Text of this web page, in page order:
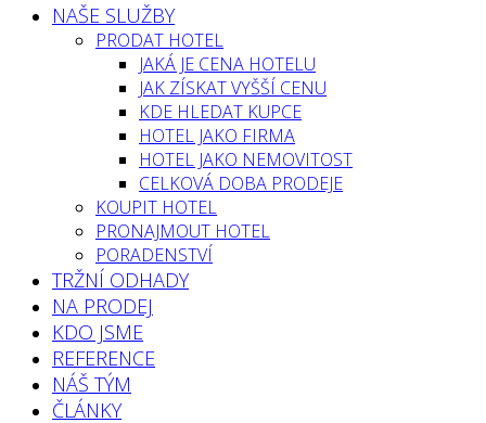
NAŠE SLUŽBY
PRODAT HOTEL
JAKÁ JE CENA HOTELU
JAK ZÍSKAT VYŠŠÍ CENU
KDE HLEDAT KUPCE
HOTEL JAKO FIRMA
HOTEL JAKO NEMOVITOST
CELKOVÁ DOBA PRODEJE
KOUPIT HOTEL
PRONAJMOUT HOTEL
PORADENSTVÍ
TRŽNÍ ODHADY
NA PRODEJ
KDO JSME
REFERENCE
NÁŠ TÝM
ČLÁNKY